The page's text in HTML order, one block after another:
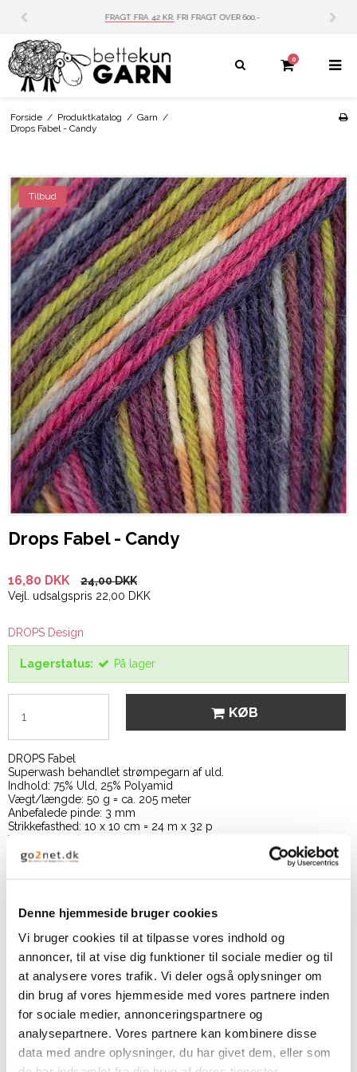
Denne hjemmeside bruger cookies
Vi bruger cookies til at tilpasse vores indhold og
annoncer, til at vise dig funktioner til sociale medier og til
at analysere vores trafik. Vi deler også oplysninger om
din brug af vores hjemmeside med vores partnere inden
for sociale medier, annonceringspartnere og
analysepartnere. Vores partnere kan kombinere disse
data med andre oplysninger, du har givet dem, eller som
600,- PERSONLIG SERVICE MAIL:
0
Forside / Produktkatalog / Garn /
Drops Fabel - Candy
Tilbud
Drops Fabel - Candy
16,80 DKK
24,00 DKK
Vejl. udsalgspris 22,00 DKK
DROPS Design
Lagerstatus: På lager
KØB
DROPS Fabel
Superwash behandlet strømpegarn af uld.
Indhold: 75% Uld, 25% Polyamid
Vægt/længde: 50 g = ca. 205 meter
Anbefalede pinde: 3 mm
Strikkefasthed: 10 x 10 cm = 24 m x 32 p
Vaskeanvisning: Finvask eller Uldvask 40ºC / Brug aldrig
skyllemiddel / Tørres fladt
Beskrivelse
Produkt information
Slidstærkt som et strømpegarn skal være
DROPS Fabel er et 4 trådet garn som er superwash behandlet, så
det let kan vaskes i maskine.
I modsætning til almindelig strømpegarn er Fabel spundet i en
blødere og finere uldkvalitet. Dette gør at Fabel egner sig til
meget mere end bare sokker - prøv det også til babystrik.
Både Print og Long Print farverne er produceret med en metode